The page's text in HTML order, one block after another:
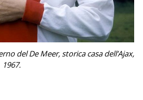
del De Meer, storica casa dell’Ajax,
1967.